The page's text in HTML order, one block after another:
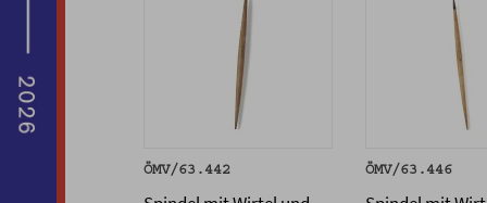
ÖMV/63.442 ÖMV/63.446